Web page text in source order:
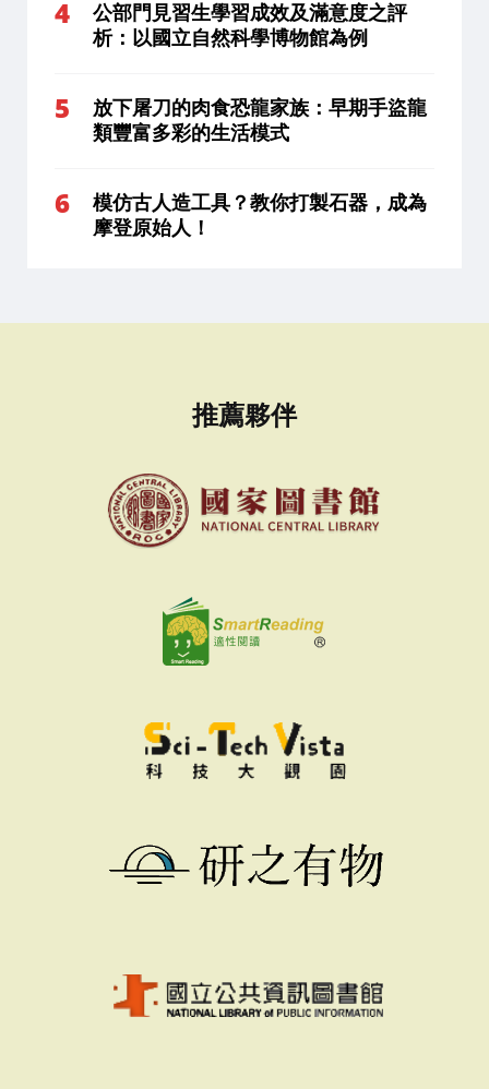
公部門見習生學習成效及滿意度之評
析：以國立自然科學博物館為例
放下屠刀的肉食恐龍家族：早期手盜龍
類豐富多彩的生活模式
模仿古人造工具？教你打製石器，成為
摩登原始人！
推薦夥伴